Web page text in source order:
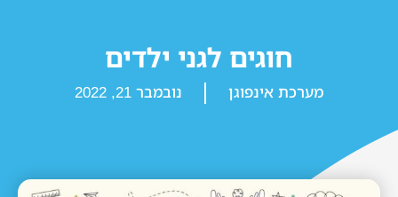
חוגים לגני ילדים
מערכת אינפוגן נובמבר 21, 2022